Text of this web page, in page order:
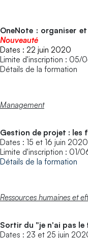
OneNote : organiser
Nouveauté
Dates : 22 juin 2020
Limite d'inscription : 05/
Détails de la formation
Management
Gestion de projet :
Dates : 15 et 16 juin 2020
Limite d'inscription : 01/
Détails de la formation
Ressources humaines et
Sortir du "je n'ai pas
Dates : 23 et 25 juin